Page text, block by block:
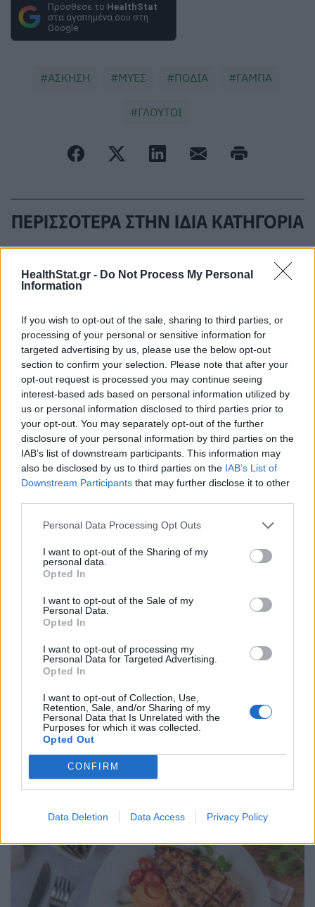
HealthStat.gr - Do Not Process My Personal
Information
If you wish to opt-out of the sale, sharing to third parties, or
processing of your personal or sensitive information for
targeted advertising by us, please use the below opt-out
section to confirm your selection. Please note that after your
opt-out request is processed you may continue seeing
interest-based ads based on personal information utilized by
us or personal information disclosed to third parties prior to
your opt-out. You may separately opt-out of the further
disclosure of your personal information by third parties on the
IAB’s list of downstream participants. This information may
also be disclosed by us to third parties on the IAB’s List of
Downstream Participants that may further disclose it to other
Personal Data Processing Opt Outs
I want to opt-out of the Sharing of my
personal data.
Opted In
I want to opt-out of the Sale of my
Personal Data.
Opted In
I want to opt-out of processing my
Personal Data for Targeted Advertising.
Opted In
I want to opt-out of Collection, Use,
Retention, Sale, and/or Sharing of my
Personal Data that Is Unrelated with the
Purposes for which it was collected.
Opted Out
CONFIRM
Data Deletion Data Access Privacy Policy
Πρόσθεσε το HealthStat
στα αγαπημένα σου στη
Google
ΑΣΚΗΣΗ ΜΥΕΣ ΠΟΔΙΑ ΓΑΜΠΑ
ΓΛΟΥΤΟΙ
ΠΕΡΙΣΣΟΤΕΡΑ ΣΤΗΝ ΙΔΙΑ ΚΑΤΗΓΟΡΙΑ
Πανεύκολη συνταγή για σπιτική
δίαιτα
23 Απριλίου 2026
Στυτική δυσλειτουργία με πρόωρη
εκσπερμάτιση: Υπάρχει θεραπεία;
23 Απριλίου 2026
ΣΧΕΤΙΚΑ ΑΡΘΡΑ
Χαμηλή πίεση: Τι πρέπει να προσέχεστε εάν
ασκείστε – Οι κίνδυνοι